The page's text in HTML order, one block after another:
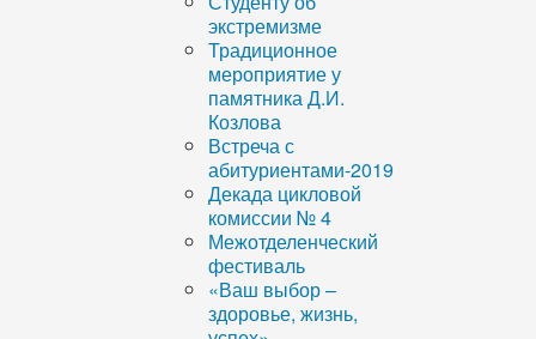
экстремизме
Традиционное
мероприятие у
памятника Д.И.
Козлова
Встреча с
абитуриентами-2019
Декада цикловой
комиссии № 4
Межотделенческий
фестиваль
«Ваш выбор –
здоровье, жизнь,